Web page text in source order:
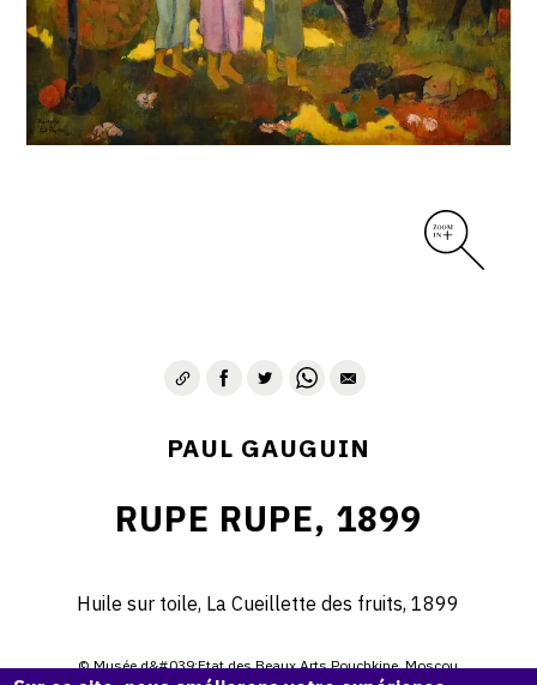
PEINTURE
CONTACT
PAUL GAUGUIN
RUPE RUPE, 1899
Huile sur toile, La Cueillette des fruits, 1899
© Musée d&#039;Etat des Beaux Arts Pouchkine, Moscou